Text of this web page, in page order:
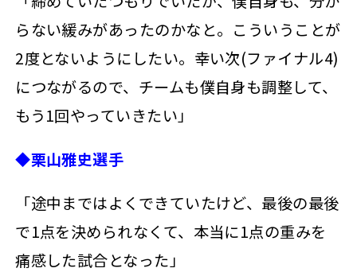
らない緩みがあったのかなと。こういうことが
2度とないようにしたい。幸い次(ファイナル4)
につながるので、チームも僕自身も調整して、
もう1回やっていきたい」
◆栗山雅史選手
「途中まではよくできていたけど、最後の最後
で1点を決められなくて、本当に1点の重みを
痛感した試合となった」